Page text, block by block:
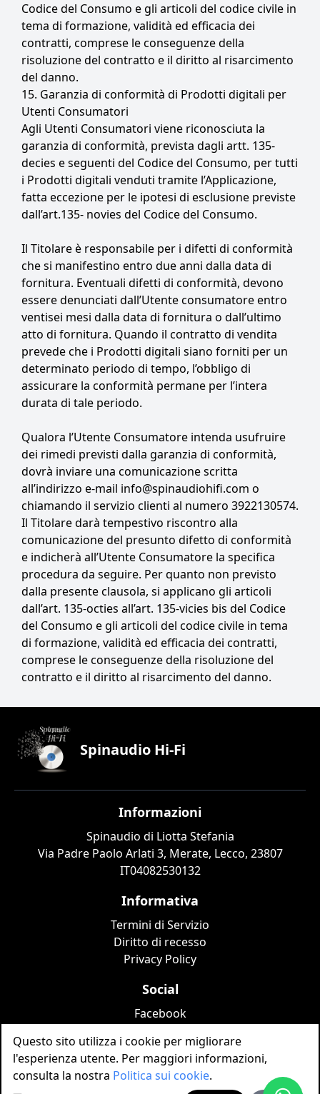
Questo sito utilizza i cookie per migliorare
l'esperienza utente. Per maggiori informazioni,
consulta la nostra Politica sui cookie.
Codice del Consumo e gli articoli del codice civile in
tema di formazione, validità ed efficacia dei
contratti, comprese le conseguenze della
risoluzione del contratto e il diritto al risarcimento
del danno.
15. Garanzia di conformità di Prodotti digitali per
Utenti Consumatori
Agli Utenti Consumatori viene riconosciuta la
garanzia di conformità, prevista dagli artt. 135-
decies e seguenti del Codice del Consumo, per tutti
i Prodotti digitali venduti tramite l’Applicazione,
fatta eccezione per le ipotesi di esclusione previste
dall’art.135- novies del Codice del Consumo.
Il Titolare è responsabile per i difetti di conformità
che si manifestino entro due anni dalla data di
fornitura. Eventuali difetti di conformità, devono
essere denunciati dall’Utente consumatore entro
ventisei mesi dalla data di fornitura o dall’ultimo
atto di fornitura. Quando il contratto di vendita
prevede che i Prodotti digitali siano forniti per un
determinato periodo di tempo, l’obbligo di
assicurare la conformità permane per l’intera
durata di tale periodo.
Qualora l’Utente Consumatore intenda usufruire
dei rimedi previsti dalla garanzia di conformità,
dovrà inviare una comunicazione scritta
all’indirizzo e-mail info@spinaudiohifi.com o
chiamando il servizio clienti al numero 3922130574.
Il Titolare darà tempestivo riscontro alla
comunicazione del presunto difetto di conformità
e indicherà all’Utente Consumatore la specifica
procedura da seguire. Per quanto non previsto
dalla presente clausola, si applicano gli articoli
dall’art. 135-octies all’art. 135-vicies bis del Codice
del Consumo e gli articoli del codice civile in tema
di formazione, validità ed efficacia dei contratti,
comprese le conseguenze della risoluzione del
contratto e il diritto al risarcimento del danno.
Spinaudio Hi-Fi
Informazioni
Spinaudio di Liotta Stefania
Via Padre Paolo Arlati 3, Merate, Lecco, 23807
IT04082530132
Informativa
Termini di Servizio
Diritto di recesso
Privacy Policy
Social
Facebook
TikTok